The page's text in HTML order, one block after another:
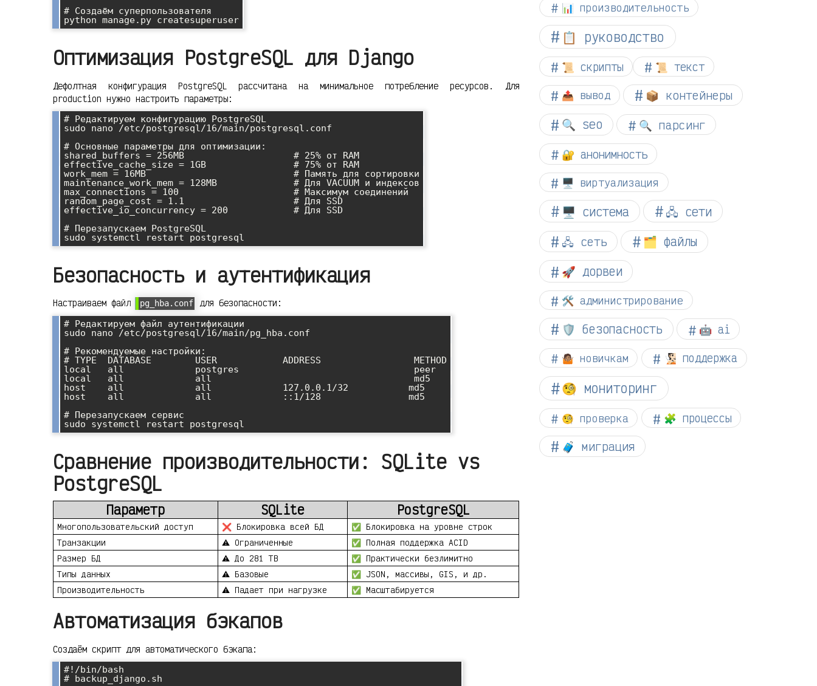
# Создаём суперпользователя
Оптимизация PostgreSQL для Django
Дефолтная конфигурация PostgreSQL рассчитана на минимальное потребление ресурсов. Для
production нужно настроить параметры:
# Редактируем конфигурацию PostgreSQL
sudo nano /etc/postgresql/16/main/postgresql.conf
# Основные параметры для оптимизации:
shared_buffers = 256MB                    # 25% от RAM
effective_cache_size = 1GB                # 75% от RAM
work_mem = 16MB                           # Память для сортировки
maintenance_work_mem = 128MB              # Для VACUUM и индексов
max_connections = 100                     # Максимум соединений
random_page_cost = 1.1                    # Для SSD
effective_io_concurrency = 200            # Для SSD
# Перезапускаем PostgreSQL
Безопасность и аутентификация
Настраиваем файл pg_hba.conf для безопасности:
# Редактируем файл аутентификации
sudo nano /etc/postgresql/16/main/pg_hba.conf
# Рекомендуемые настройки:
# TYPE  DATABASE        USER            ADDRESS                 METHOD
local   all             postgres                                peer
local   all             all                                     md5
host    all             all             127.0.0.1/32           md5
host    all             all             ::1/128                md5
# Перезапускаем сервис
Сравнение производительности: SQLite vs
PostgreSQL
Параметр SQLite PostgreSQL
Многопользовательский доступ ❌ Блокировка всей БД
✅ Блокировка на уровне строк
Транзакции
⚠️ Ограниченные
✅ Полная поддержка ACID
Размер БД
⚠️ До 281 TB
✅ Практически безлимитно
Типы данных
⚠️ Базовые
✅ JSON, массивы, GIS, и др.
Производительность
⚠️ Падает при нагрузке ✅ Масштабируется
Автоматизация бэкапов
Создаём скрипт для автоматического бэкапа:
#!/bin/bash
# backup_django.sh
📊 производительность
📋 руководство
📜 скрипты 📜 текст
📤 вывод 📦 контейнеры
🔍 seo 🔍 парсинг
🔐 анонимность
🖥️ виртуализация
🖥️ система 🖧 сети
🖧 сеть 🗂️ файлы
🚀 дорвеи
🛠️ администрирование
🛡️ безопасность 🤖 ai
🤷🏽 новичкам 🧏🏻 поддержка
🧐 мониторинг
🧐 проверка 🧩 процессы
🧳 миграция